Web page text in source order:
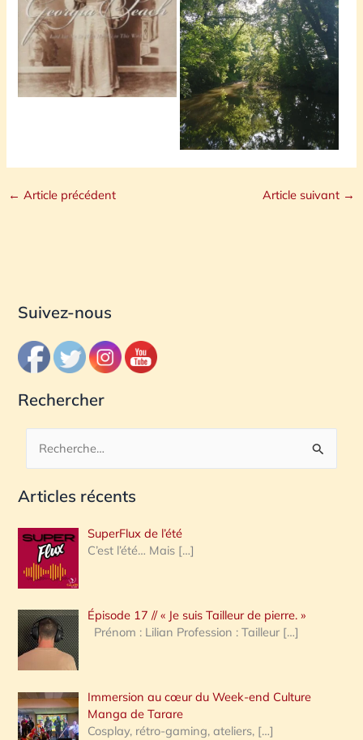
← Article précédent Article suivant →
Suivez-nous
Rechercher
c
e
r
c
h
e
:
Articles récents
SuperFlux de l’été
C’est l’été… Mais […]
Épisode 17 // « Je suis Tailleur de pierre. »
Prénom : Lilian Profession : Tailleur […]
Immersion au cœur du Week-end Culture
Manga de Tarare
Cosplay, rétro-gaming, ateliers, […]